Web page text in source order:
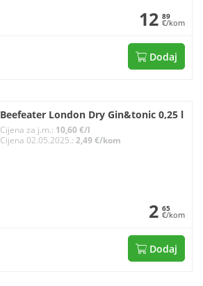
12 89
€/kom
Dodaj
Beefeater London Dry Gin&tonic 0,25 l
Cijena za j.m.: 10,60 €/l
Cijena 02.05.2025.: 2,49 €/kom
2 65
€/kom
Dodaj